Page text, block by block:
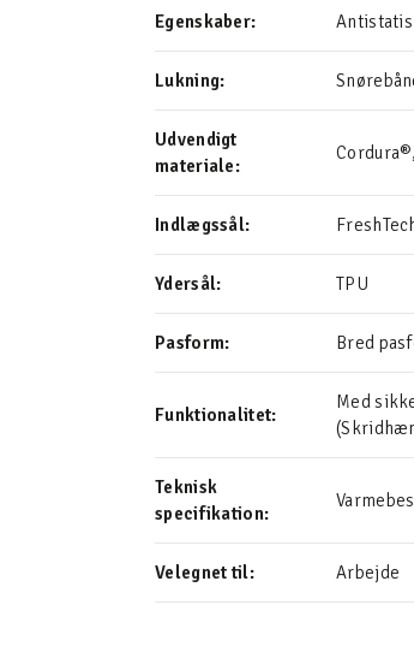
Egenskaber:
Lukning:
Udvendigt
materiale:
Indlægssål:
Ydersål: TPU
Pasform: Bred
Funktionalitet:
Med
Teknisk
specifikation:
Velegnet til: Arbejde